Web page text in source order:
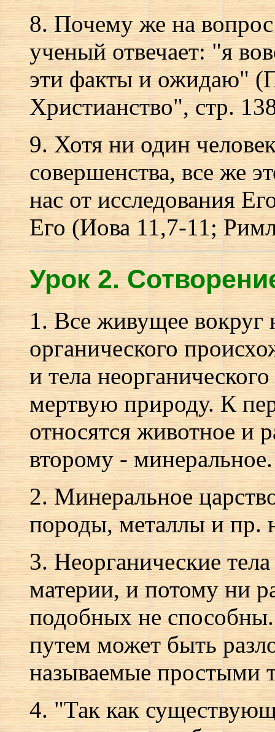
8. Почему же на
ученый отвечает: "я
эти факты и ожидаю"
Христианство", стр.
9. Хотя ни один
совершенства, все же
нас от исследования
Его (Иова 11,7-11;
Урок 2.С
1. Все живущее вокруг
органического
и тела
мертвую природу. К
относятся животное и
второму - минеральное.
2. Минеральное
породы, металлы и пр.
3. Неорганические
материи, и потому ни
подобных не
путем может быть
называемые простыми
4. "Так как